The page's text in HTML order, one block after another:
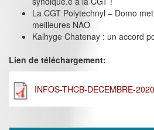
La CGT Polytechnyl – Domo
meilleures NAO
Kalhyge Chatenay : un accord
Lien de téléchargement:
INFOS-THCB-DECEMBRE-